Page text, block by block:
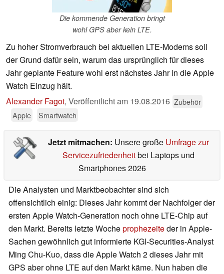
Die kommende Generation bringt
wohl GPS aber kein LTE.
Zu hoher Stromverbrauch bei aktuellen LTE-Modems soll
der Grund dafür sein, warum das ursprünglich für dieses
Jahr geplante Feature wohl erst nächstes Jahr in die Apple
Watch Einzug hält.
Alexander Fagot, Veröffentlicht am 19.08.2016 Zubehör
Apple
Smartwatch
Jetzt mitmachen: Unsere große Umfrage zur
Servicezufriedenheitbei Laptops und
Smartphones 2026
Die Analysten und Marktbeobachter sind sich
offensichtlich einig: Dieses Jahr kommt der Nachfolger der
ersten Apple Watch-Generation noch ohne LTE-Chip auf
den Markt. Bereits letzte Wocheprophezeiteder in Apple-
Sachen gewöhnlich gut informierte KGI-Securities-Analyst
Ming Chu-Kuo, dass die Apple Watch 2 dieses Jahr mit
GPS aber ohne LTE auf den Markt käme. Nun haben die